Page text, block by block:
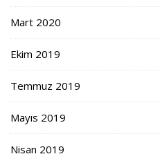
Mart 2020
Ekim 2019
Temmuz 2019
Mayıs 2019
Nisan 2019